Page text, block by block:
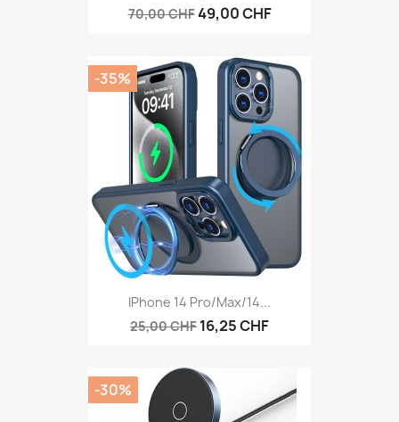
70,00 CHF49,00 CHF
IPhone 14 Pro/Max/14...
25,00 CHF 16,25 CHF
-35%
-30%